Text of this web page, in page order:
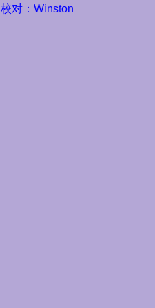
校对：Winston